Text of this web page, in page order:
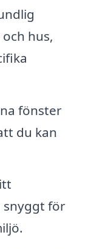
hus,
fönster
du kan
snyggt för